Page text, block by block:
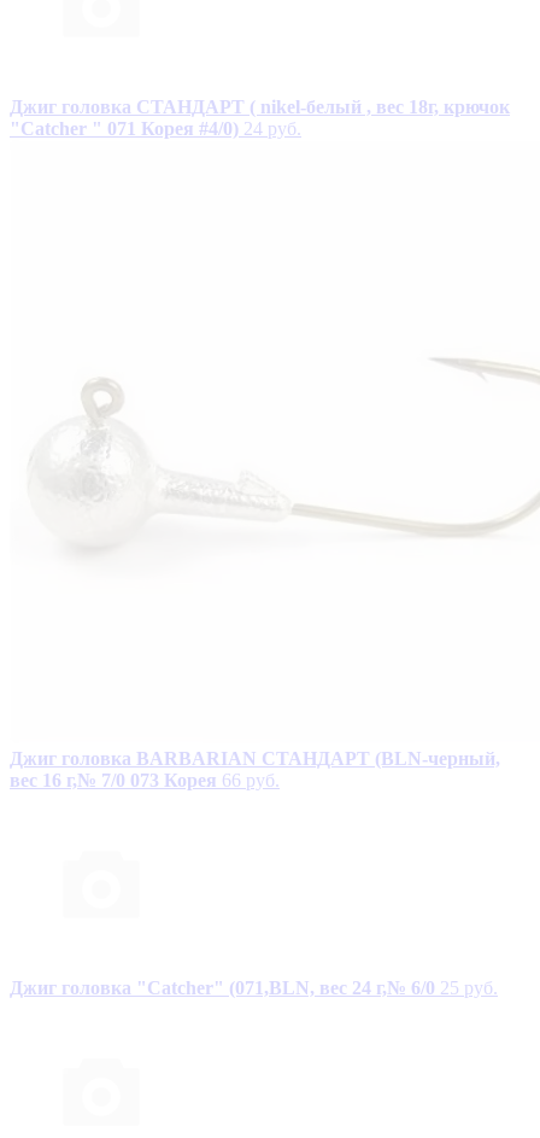
Джиг головка СТАНДАРТ ( nikel-белый , вес 18г, крючок
"Catcher " 071 Корея #4/0) 24 руб.
Джиг головка BARBARIAN СТАНДАРТ (BLN-черный,
вес 16 г,№ 7/0 073 Корея 66 руб.
Джиг головка "Catcher" (071,BLN, вес 24 г,№ 6/0 25 руб.